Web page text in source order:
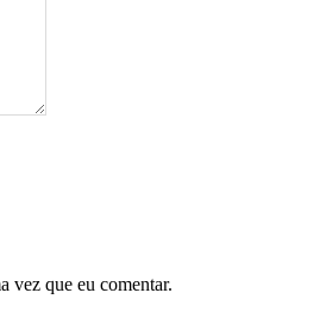
vez que eu comentar.